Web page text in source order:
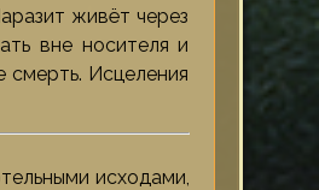
живёт через
вне носителя и
Исцеления
исходами,